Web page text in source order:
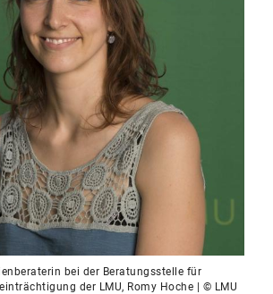
bei der Beratungsstelle für
der LMU, Romy Hoche | © LMU